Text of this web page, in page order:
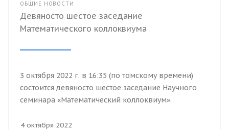
ОБЩИЕ НОВОСТИ
Девяносто шестое заседание
Математического коллоквиума
3 октября 2022 г. в 16:35 (по томскому времени)
состоится девяносто шестое заседание Научного
семинара «Математический коллоквиум».
4 октября 2022